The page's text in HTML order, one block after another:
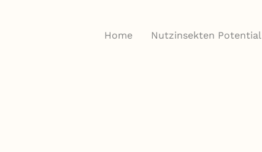
Home Nutzinsekten Potential